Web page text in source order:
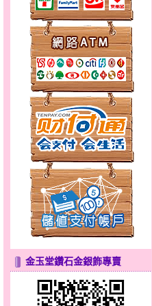
天真Rody～金銀鋼套鍊
甜心女孩～金銀鋼女套鍊
金玉堂鑽石金銀飾專賣